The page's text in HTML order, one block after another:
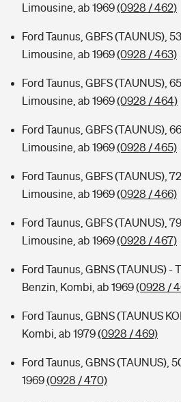
Limousine, ab 1969(0928 / 462)
Ford Taunus, GBFS (TAUNUS),
Limousine, ab 1969(0928 / 463)
Ford Taunus, GBFS (TAUNUS),
Limousine, ab 1969(0928 / 464)
Ford Taunus, GBFS (TAUNUS),
Limousine, ab 1969(0928 / 465)
Ford Taunus, GBFS (TAUNUS),
Limousine, ab 1969(0928 / 466)
Ford Taunus, GBFS (TAUNUS),
Limousine, ab 1969(0928 / 467)
Ford Taunus, GBNS (TAUNUS) -
Benzin, Kombi, ab 1969(0928 /
Ford Taunus, GBNS (TAUNUS
Kombi, ab 1979(0928 / 469)
Ford Taunus, GBNS (TAUNUS),
1969(0928 / 470)